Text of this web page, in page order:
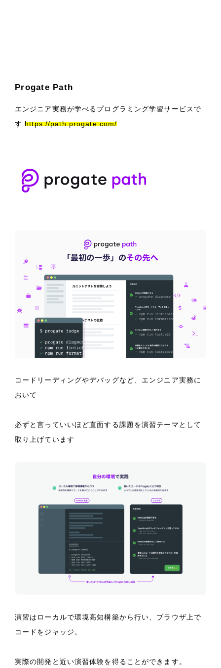
Progate Path
エンジニア実務が学べるプログラミング学習サービスで
すhttps://path.progate.com/
コードリーディングやデバッグなど、エンジニア実務に
おいて
必ずと言っていいほど直面する課題を演習テーマとして
取り上げています
演習はローカルで環境高知構築から行い、ブラウザ上で
コードをジャッジ。
実際の開発と近い演習体験を得ることができます。